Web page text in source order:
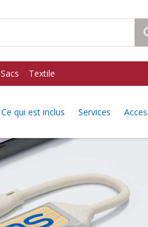
Sacs Textile
Ce qui est inclus Services